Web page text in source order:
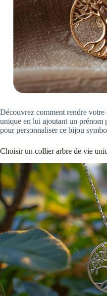
Découvrez comment rendre
unique en lui ajoutant un prénom
pour personnaliser ce bijou
Choisir un collier arbre de vie